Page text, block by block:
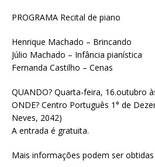
PROGRAMA Recital de piano
Henrique Machado – Brincando
Júlio Machado – Infância pianística
Fernanda Castilho – Cenas
QUANDO? Quarta-feira, 16.outubro
ONDE? Centro Português 1° de
Neves, 2042)
A entrada é gratuita.
Mais informações podem ser